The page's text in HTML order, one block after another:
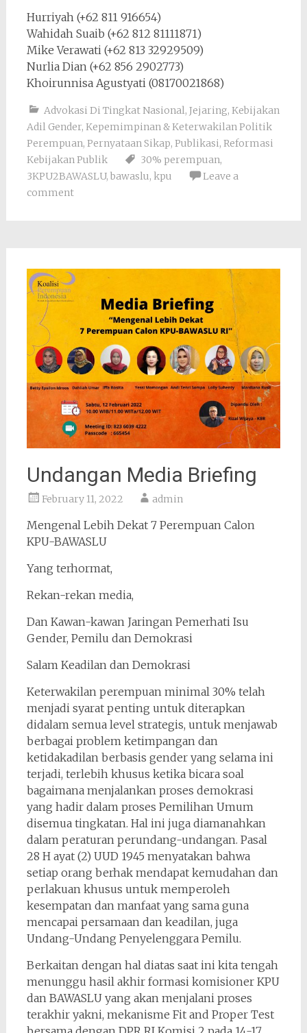
Hurriyah (+62 811 916654)
Wahidah Suaib (+62 812 81111871)
Mike Verawati (+62 813 32929509)
Nurlia Dian (+62 856 2902773)
Khoirunnisa Agustyati (08170021868)
Advokasi Di Tingkat Nasional, Jejaring, Kebijakan
Adil Gender, Kepemimpinan & Keterwakilan Politik
Perempuan, Pernyataan Sikap, Publikasi, Reformasi
Kebijakan Publik
30% perempuan,
3KPU2BAWASLU, bawaslu, kpu
Leave a
comment
Undangan Media Briefing
February 11, 2022 admin
Mengenal Lebih Dekat 7 Perempuan Calon
KPU-BAWASLU
Yang terhormat,
Rekan-rekan media,
Dan Kawan-kawan Jaringan Pemerhati Isu
Gender, Pemilu dan Demokrasi
Salam Keadilan dan Demokrasi
Keterwakilan perempuan minimal 30% telah
menjadi syarat penting untuk diterapkan
didalam semua level strategis, untuk menjawab
berbagai problem ketimpangan dan
ketidakadilan berbasis gender yang selama ini
terjadi, terlebih khusus ketika bicara soal
bagaimana menjalankan proses demokrasi
yang hadir dalam proses Pemilihan Umum
disemua tingkatan. Hal ini juga diamanahkan
dalam peraturan perundang-undangan. Pasal
28 H ayat (2) UUD 1945 menyatakan bahwa
setiap orang berhak mendapat kemudahan dan
perlakuan khusus untuk memperoleh
kesempatan dan manfaat yang sama guna
mencapai persamaan dan keadilan, juga
Undang-Undang Penyelenggara Pemilu.
Berkaitan dengan hal diatas saat ini kita tengah
menunggu hasil akhir formasi komisioner KPU
dan BAWASLU yang akan menjalani proses
terakhir yakni, mekanisme Fit and Proper Test